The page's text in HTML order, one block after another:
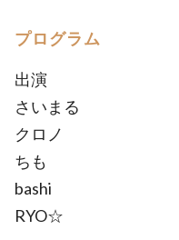
プログラム
出演
さいまる
クロノ
ちも
bashi
RYO☆